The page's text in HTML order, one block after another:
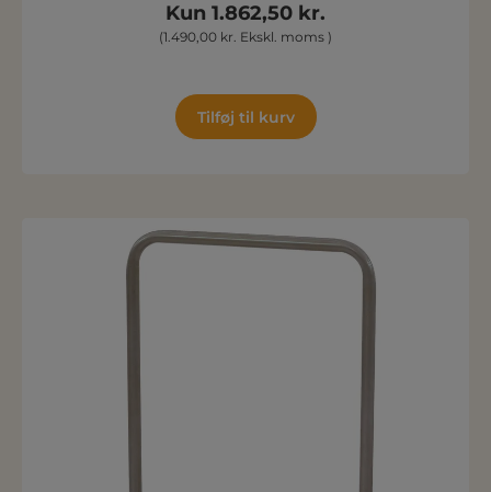
Kun 1.862,50 kr.
(1.490,00 kr. Ekskl. moms )
Tilføj til kurv